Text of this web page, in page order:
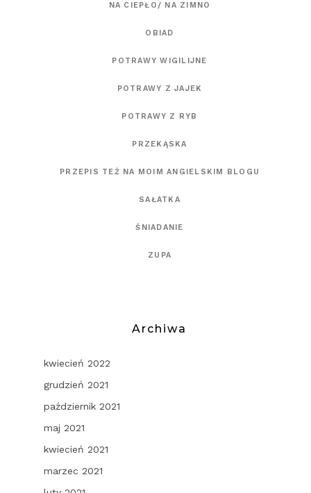
NA CIEPŁO/ NA ZIMNO
OBIAD
POTRAWY WIGILIJNE
POTRAWY Z JAJEK
POTRAWY Z RYB
PRZEKĄSKA
PRZEPIS TEŻ NA MOIM ANGIELSKIM BLOGU
SAŁATKA
ŚNIADANIE
ZUPA
Archiwa
kwiecień 2022
grudzień 2021
październik 2021
maj 2021
kwiecień 2021
marzec 2021